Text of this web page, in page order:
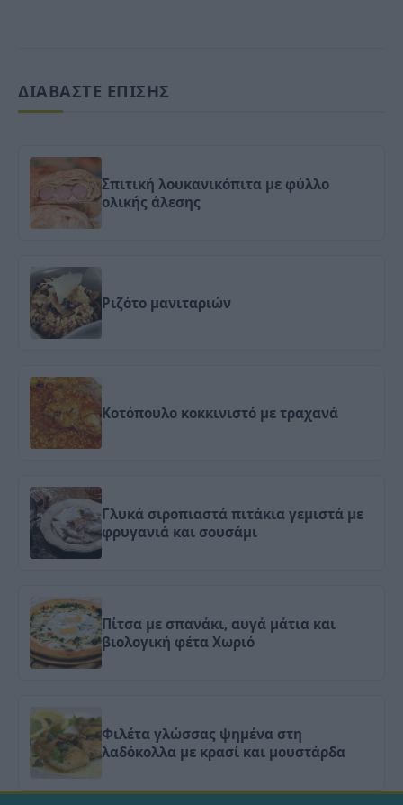
ΔΙΑΒΑΣΤΕ ΕΠΙΣΗΣ
Σπιτική λουκανικόπιτα με φύλλο
ολικής άλεσης
Ριζότο μανιταριών
Κοτόπουλο κοκκινιστό με τραχανά
Γλυκά σιροπιαστά πιτάκια γεμιστά με
φρυγανιά και σουσάμι
Πίτσα με σπανάκι, αυγά μάτια και
βιολογική φέτα Χωριό
Φιλέτα γλώσσας ψημένα στη
λαδόκολλα με κρασί και μουστάρδα